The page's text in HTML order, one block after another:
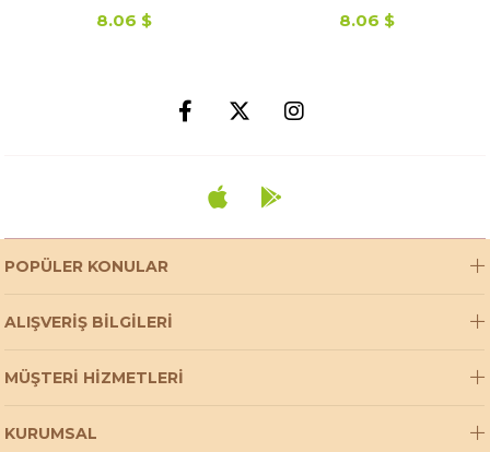
8.06 $ 8.06 $
POPÜLER KONULAR
ALIŞVERİŞ BİLGİLERİ
MÜŞTERİ HİZMETLERİ
KURUMSAL